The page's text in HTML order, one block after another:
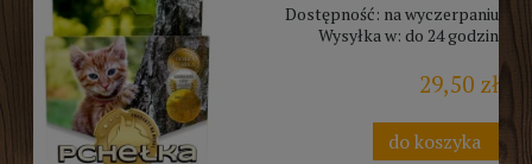
Dostępność: na wyczerpaniu
Wysyłka w: do 24 godzin
29,50 zł
do koszyka